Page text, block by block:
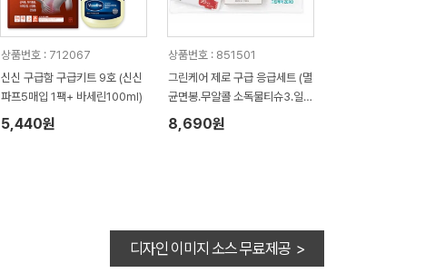
상품번호 : 712067
신신 구급함 구급키트 9호 (신신
파프5매입 1팩+ 바세린100ml)
5,440원
상품번호 : 851501
그린케어 제로 구급 응급세트 (멸
균면봉.무알콜 소독물티슈3.일반
방수밴드세트.마데카솔)홍보.판
촉용
8,690원
디자인 이미지 소스 무료제공 >